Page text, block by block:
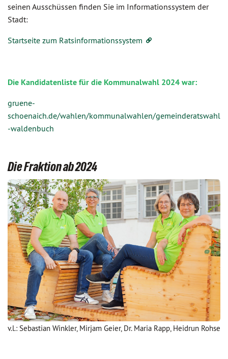
seinen Ausschüssen finden Sie im Informationssystem der
Stadt:
Startseite zum Ratsinformationssystem
Die Kandidatenliste für die Kommunalwahl 2024 war:
gruene-
schoenaich.de/wahlen/kommunalwahlen/gemeinderatswahl
-waldenbuch
Die Fraktion ab 2024
v.l.: Sebastian Winkler, Mirjam Geier, Dr. Maria Rapp, Heidrun Rohse